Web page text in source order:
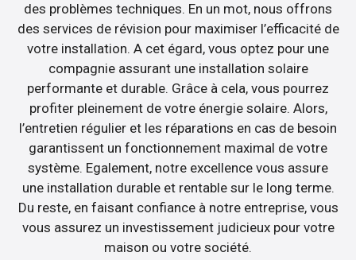
des problèmes techniques. En un mot, nous offrons
des services de révision pour maximiser l’efficacité de
votre installation. A cet égard, vous optez pour une
compagnie assurant une installation solaire
performante et durable. Grâce à cela, vous pourrez
profiter pleinement de votre énergie solaire. Alors,
l’entretien régulier et les réparations en cas de besoin
garantissent un fonctionnement maximal de votre
système. Egalement, notre excellence vous assure
une installation durable et rentable sur le long terme.
Du reste, en faisant confiance à notre entreprise, vous
vous assurez un investissement judicieux pour votre
maison ou votre société.